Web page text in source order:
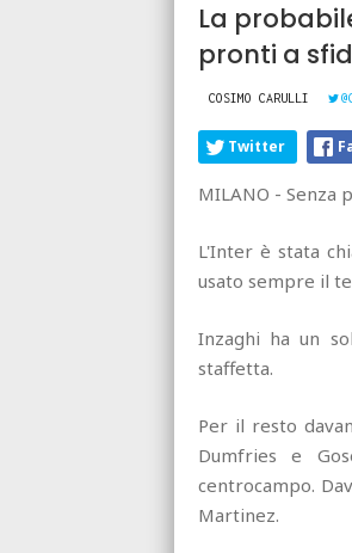
La
pronti a
COSIMO CARULLI
Twitter
MILANO - Senza
L'Inter è stata
usato sempre il
Inzaghi ha un
staffetta.
Per il resto
Dumfries e
centrocampo.
Martinez.